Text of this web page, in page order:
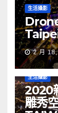
生活攝影
2 月
生活攝影
2020
雕秀